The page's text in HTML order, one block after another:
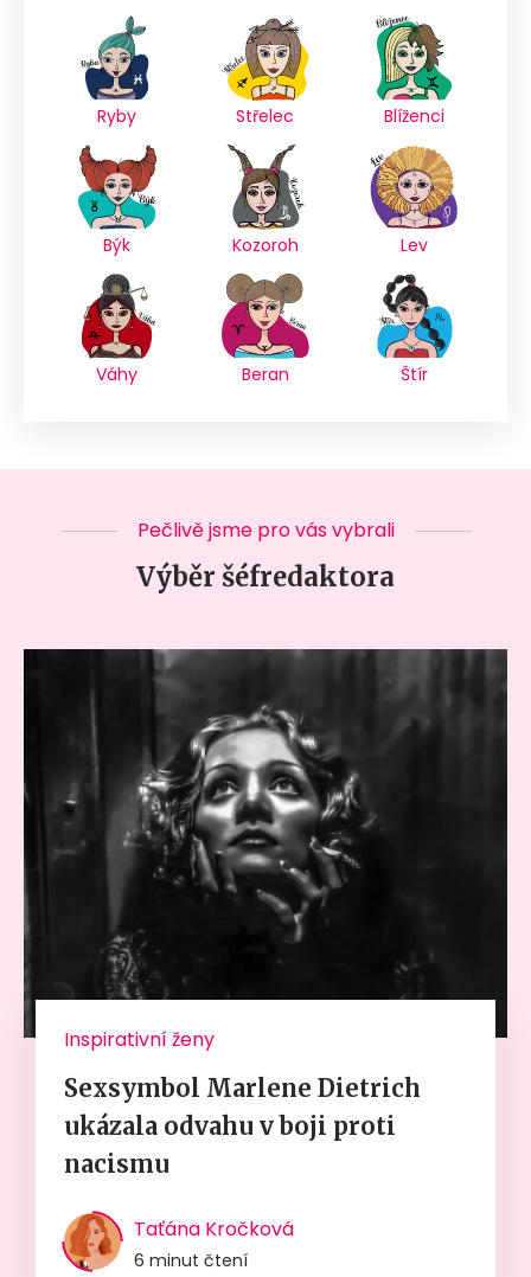
Ryby Střelec Blíženci
Býk Kozoroh Lev
Váhy Beran Štír
Pečlivě jsme pro vás vybrali
Výběr šéfredaktora
Inspirativní ženy
Sexsymbol Marlene Dietrich
ukázala odvahu v boji proti
nacismu
Taťána Kročková
6 minut čtení